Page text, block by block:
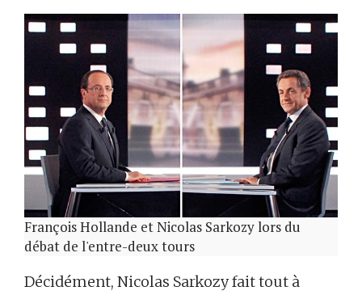
François Hollande et Nicolas Sarkozy lors du
débat de l'entre-deux tours
Décidément, Nicolas Sarkozy fait tout à